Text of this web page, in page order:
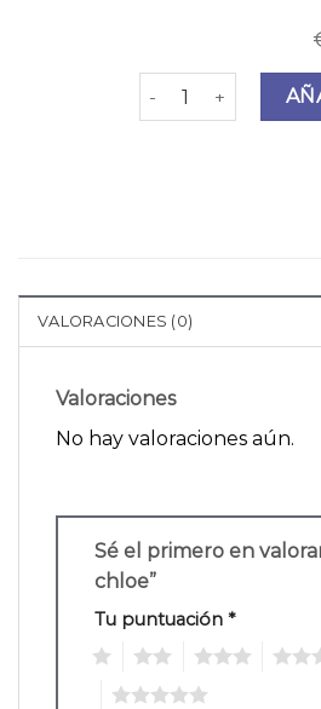
bolso chloe
VALORACIONES (0)
Valoraciones
No hay valoraciones aún.
Sé el primero en
chloe”
Tu puntuación *